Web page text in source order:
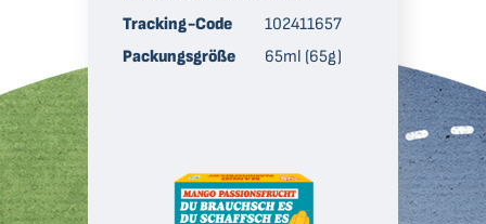
Tracking-Code
102411657
Packungsgröße
65ml (65g)